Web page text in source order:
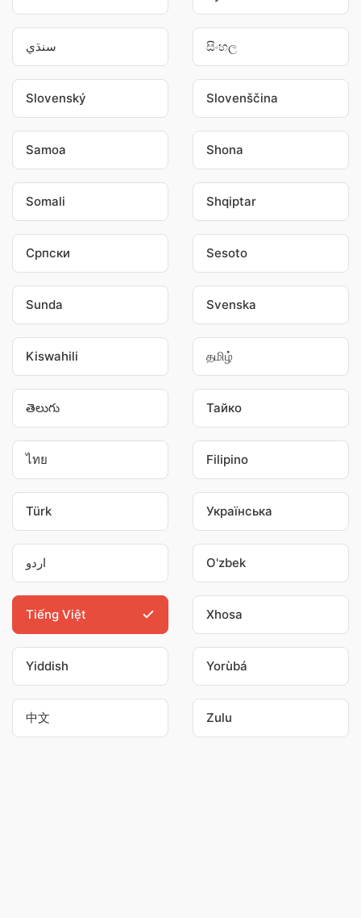
سنڌي සිංහල
Slovenský Slovenščina
Samoa Shona
Somali Shqiptar
Српски Sesoto
Sunda Svenska
Kiswahili தமிழ்
తెలుగు Тайко
ไทย Filipino
Türk Українська
اردو O'zbek
Tiếng Việt Xhosa
Yiddish Yorùbá
中文 Zulu